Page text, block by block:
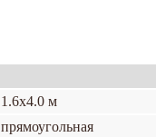
1.6х4.0 м
прямоугольная